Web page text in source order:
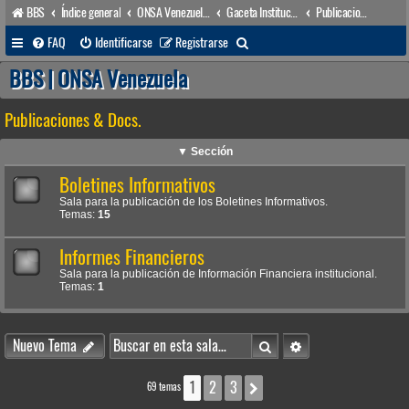
BBS Índice general
Publicaciones & Docs.
FAQ
Identificarse Registrarse
u
a
r
BBS | ONSA Venezuela
Publicaciones & Docs.
▼ Sección
Boletines Informativos
Sala para la publicación de los Boletines Informativos.
Temas: 15
Informes Financieros
Sala para la publicación de Información Financiera institucional.
Temas: 1
Nuevo Tema BuscarBúsqueda avanzada
69 temas 1 2 3